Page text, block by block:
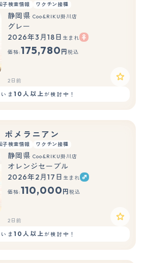
子検査情報 ワクチン接種
静岡県 Coo&RIKU掛川店
グレー
2026年3月18日 生まれ
価格:175,780 円 税込
2日前
ま 10人以上が検討中！
ポメラニアン
子検査情報 ワクチン接種
静岡県 Coo&RIKU掛川店
オレンジセーブル
2026年2月17日 生まれ
価格:110,000 円 税込
2日前
ま 10人以上が検討中！